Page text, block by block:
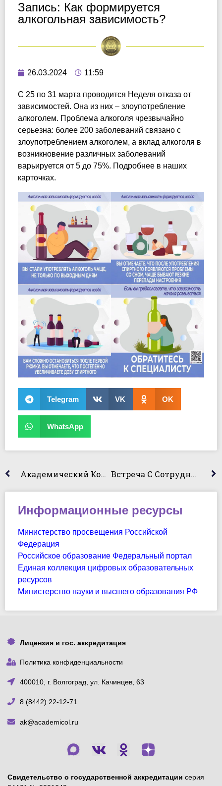
Запись: Как формируется
алкогольная зависимость?
26.03.2024 11:59
С 25 по 31 марта проводится Неделя отказа от
зависимостей. Она из них – злоупотребление
алкоголем. Проблема алкоголя чрезвычайно
серьезна: более 200 заболеваний связано с
злоупотреблением алкоголем, а вклад алкоголя в
возникновение различных заболеваний
варьируется от 5 до 75%. Подробнее в наших
карточках.
Telegram VK OK
WhatsApp
Академический Колледжа На Выставке «Образование – 2024» Встреча С Сотрудниками Федеральной Сети Контактных Центров NEXT Contact
Информационные ресурсы
Министерство просвещения Российской
Федерация
Российское образование Федеральный портал
Единая коллекция цифровых образовательных
ресурсов
Министерство науки и высшего образования РФ
Лицензия и гос. аккредитация
Политика конфиденциальности
400010, г. Волгоград, ул. Качинцев, 63
8 (8442) 22-12-71
ak@academicol.ru
Свидетельство о государственной аккредитации серия